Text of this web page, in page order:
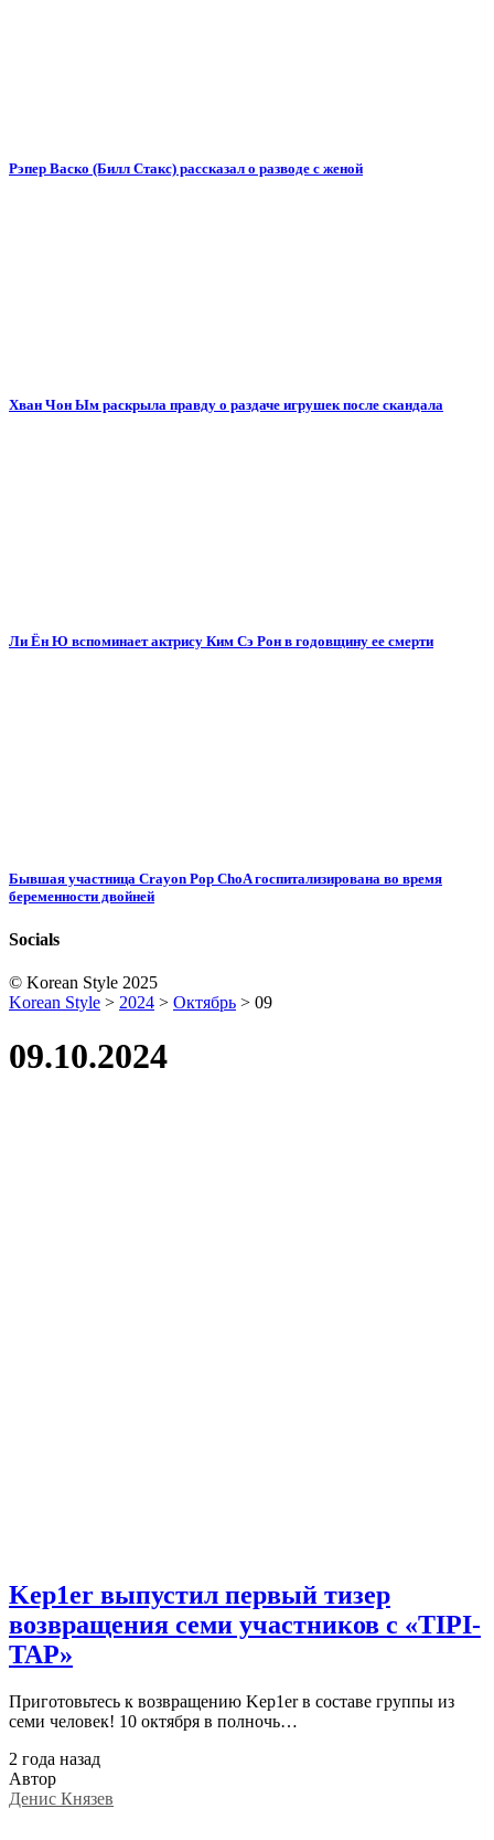
Рэпер Васко (Билл Стакс) рассказал о разводе с женой
Хван Чон Ым раскрыла правду о раздаче игрушек после скандала
Ли Ён Ю вспоминает актрису Ким Сэ Рон в годовщину ее смерти
Бывшая участница Crayon Pop ChoA госпитализирована во время
беременности двойней
Socials
© Korean Style 2025
Korean Style > 2024 > Октябрь > 09
09.10.2024
Kep1er выпустил первый тизер
возвращения семи участников с «TIPI-
TAP»
Приготовьтесь к возвращению Kep1er в составе группы из
семи человек! 10 октября в полночь…
2 года назад
Автор
Денис Князев